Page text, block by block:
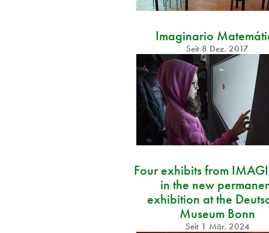
Imaginario
Seit 8 Dez. 2017
Four exhibits from
in the new
exhibition at the
Museum Bonn
Seit 1 Mär. 2024